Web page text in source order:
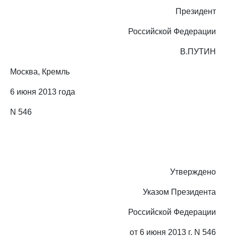
Президент
Российской Федерации
В.ПУТИН
Москва, Кремль
6 июня 2013 года
N 546
Утверждено
Указом Президента
Российской Федерации
от 6 июня 2013 г. N 546